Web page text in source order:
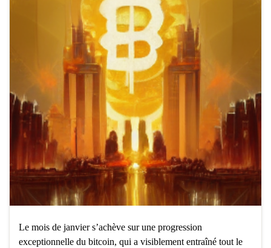
Le mois de janvier s’achève sur une progression
exceptionnelle du bitcoin, qui a visiblement entraîné tout le